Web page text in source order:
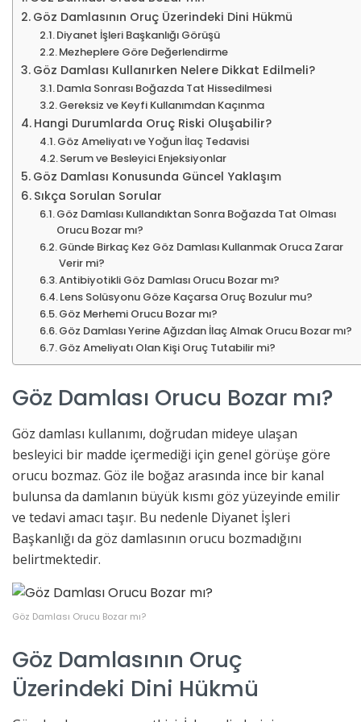
Göz Damlasının Oruç Üzerindeki Dini Hükmü
Diyanet İşleri Başkanlığı Görüşü
Mezheplere Göre Değerlendirme
Göz Damlası Kullanırken Nelere Dikkat Edilmeli?
Damla Sonrası Boğazda Tat Hissedilmesi
Gereksiz ve Keyfi Kullanımdan Kaçınma
Hangi Durumlarda Oruç Riski Oluşabilir?
Göz Ameliyatı ve Yoğun İlaç Tedavisi
Serum ve Besleyici Enjeksiyonlar
Göz Damlası Konusunda Güncel Yaklaşım
Sıkça Sorulan Sorular
Göz Damlası Kullandıktan Sonra Boğazda Tat Olması
Orucu Bozar mı?
Günde Birkaç Kez Göz Damlası Kullanmak Oruca Zarar
Verir mi?
Antibiyotikli Göz Damlası Orucu Bozar mı?
Lens Solüsyonu Göze Kaçarsa Oruç Bozulur mu?
Göz Merhemi Orucu Bozar mı?
Göz Damlası Yerine Ağızdan İlaç Almak Orucu Bozar mı?
Göz Ameliyatı Olan Kişi Oruç Tutabilir mi?
Göz Damlası Orucu Bozar mı?
Göz damlası kullanımı, doğrudan mideye ulaşan
besleyici bir madde içermediği için genel görüşe göre
orucu bozmaz. Göz ile boğaz arasında ince bir kanal
bulunsa da damlanın büyük kısmı göz yüzeyinde emilir
ve tedavi amacı taşır. Bu nedenle Diyanet İşleri
Başkanlığı da göz damlasının orucu bozmadığını
belirtmektedir.
Göz Damlası Orucu Bozar mı?
Göz Damlasının Oruç
Üzerindeki Dini Hükmü